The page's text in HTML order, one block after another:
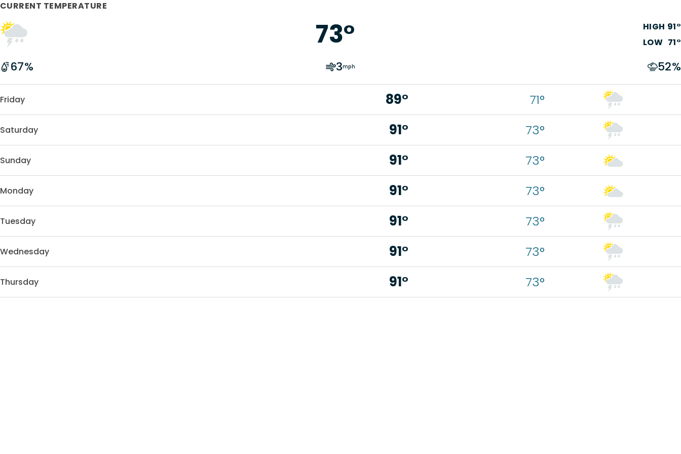
CURRENT TEMPERATURE
73° HIGH 91°
LOW 71°
67% 3mph 52%
Friday 89° 71°
Saturday 91° 73°
Sunday 91° 73°
Monday 91° 73°
Tuesday 91° 73°
Wednesday 91° 73°
Thursday 91° 73°